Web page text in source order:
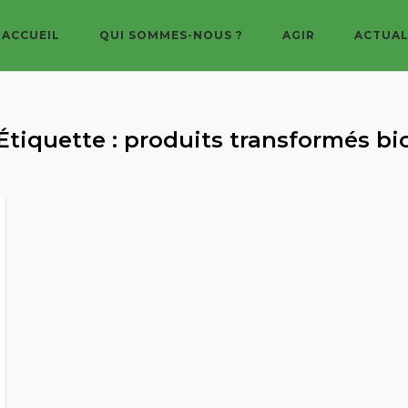
ACCUEIL QUI SOMMES-NOUS ? AGIR
: produits transformés